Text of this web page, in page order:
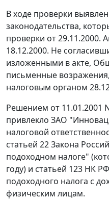
В ходе проверки
законодательства,
проверки от 29.11.2000.
18.12.2000. Не
изложенными в акте,
письменные
налоговым органом
Решением от 11.01.2001
привлекло ЗАО
налоговой
статьей 22Закона
подоходном налоге"
году) и статьей 123 НК
подоходного налога с
физическим лицам.